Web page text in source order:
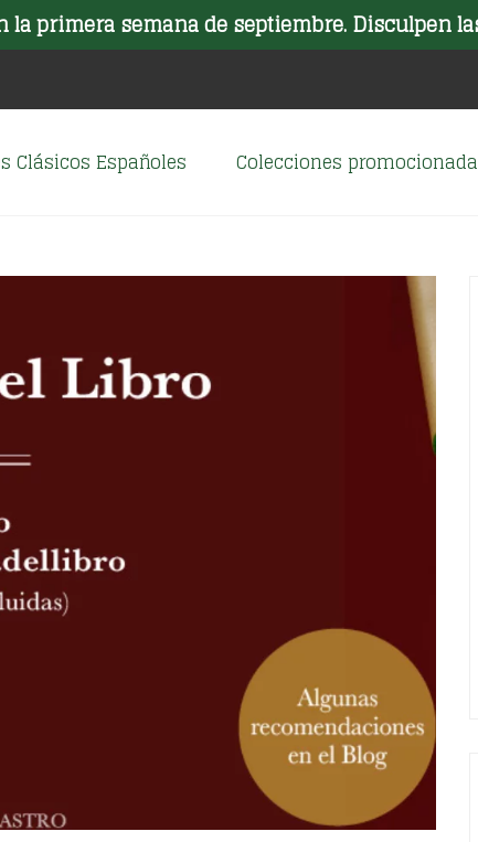
la primera semana de septiembre. Disculpen
Clásicos Españoles Colecciones